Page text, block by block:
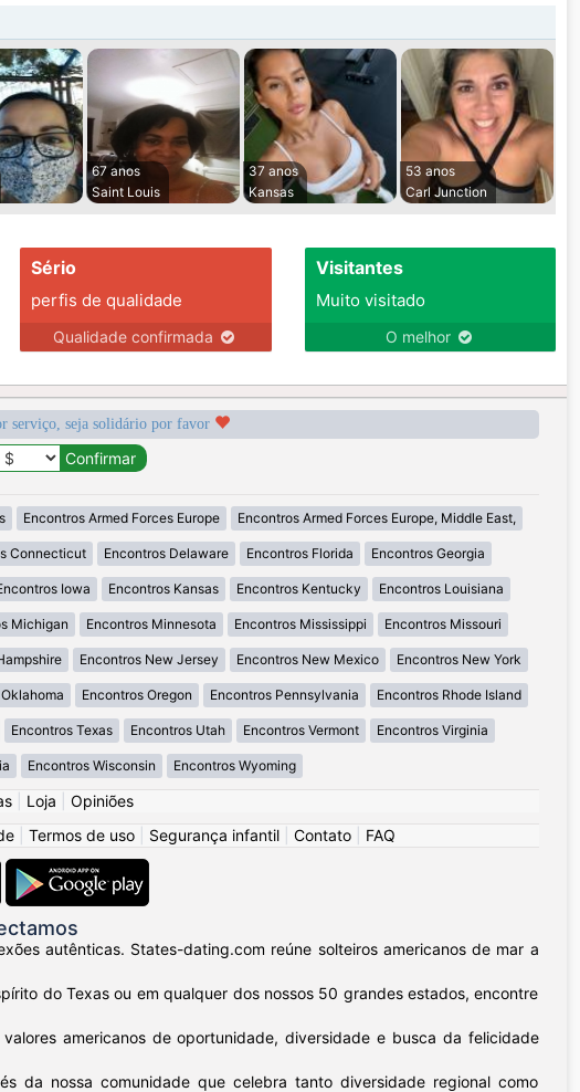
67 anos
Saint Louis
37 anos
Kansas
53 anos
Carl Junction
Sério
perfis de qualidade
Qualidade confirmada
Visitantes
Muito visitado
O melhor
serviço, seja solidário por favor
Encontros Armed Forces Europe Encontros Armed Forces Europe, Middle East,
Connecticut Encontros Delaware Encontros Florida Encontros Georgia
Iowa Encontros Kansas Encontros Kentucky Encontros Louisiana
Michigan Encontros Minnesota Encontros Mississippi Encontros Missouri
Encontros New Jersey Encontros New Mexico Encontros New York
Encontros Oregon Encontros Pennsylvania Encontros Rhode Island
Encontros Texas Encontros Utah Encontros Vermont Encontros Virginia
Encontros Wisconsin Encontros Wyoming
Loja
Opiniões
Termos de uso Segurança infantil Contato FAQ
autênticas. States-dating.com reúne solteiros americanos de mar a
do Texas ou em qualquer dos nossos 50 grandes estados, encontre
americanos de oportunidade, diversidade e busca da felicidade
da nossa comunidade que celebra tanto diversidade regional como